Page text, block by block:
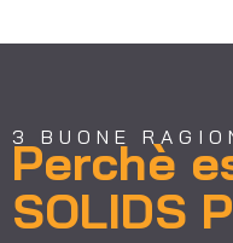
3 BUONE
Perchè
SOLIDS